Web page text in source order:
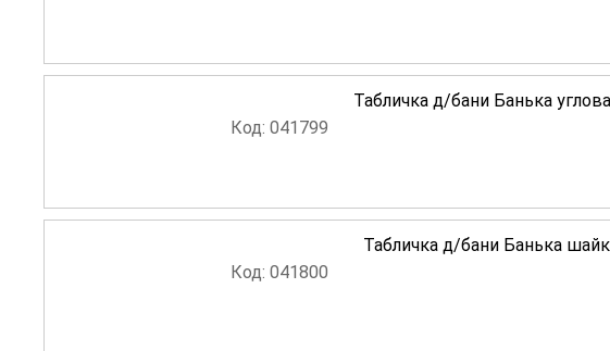
Табличка д/бани Банька
Код: 041799
Табличка д/бани Банька
Код: 041800